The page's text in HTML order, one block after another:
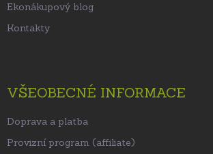
Ekonákupový blog
Kontakty
VŠEOBECNÉ INFORMACE
Doprava a platba
Provizní program (affiliate)